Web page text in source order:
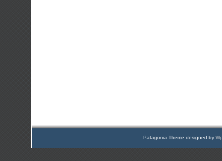
Patagonia Theme designed by